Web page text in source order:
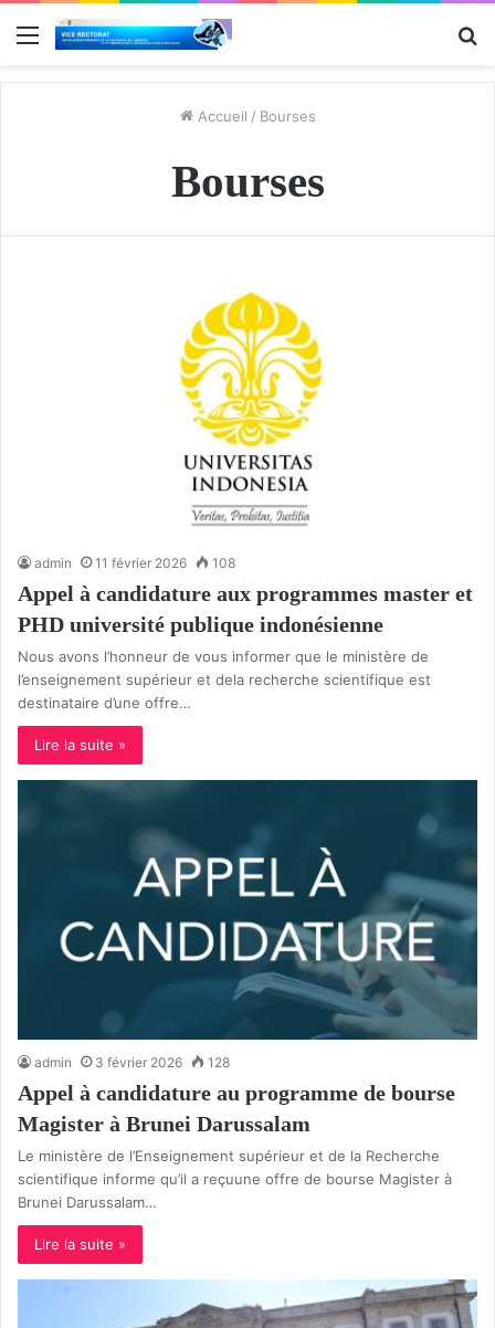
Menu
Accueil / Bourses
Bourses
admin 11 février 2026 108
Appel à candidature aux programmes master et
PHD université publique indonésienne
Nous avons l’honneur de vous informer que le ministère de
l’enseignement supérieur et dela recherche scientifique est
destinataire d’une offre…
Lire la suite »
admin 3 février 2026 128
Appel à candidature au programme de bourse
Magister à Brunei Darussalam
Le ministère de l’Enseignement supérieur et de la Recherche
scientifique informe qu’il a reçuune offre de bourse Magister à
Brunei Darussalam…
Lire la suite »